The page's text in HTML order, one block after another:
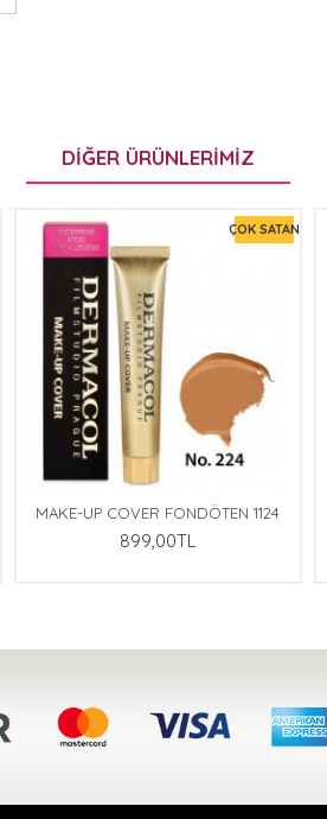
DIĞER ÜRÜNLERIMIZ
ÇOK SATAN
MAKE-UP COVER FONDÖTEN 1124
899,00TL